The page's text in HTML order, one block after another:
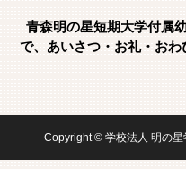
青森明の星短期大学付属
で、あいさつ・お礼・お
Copyright © 学校法人 明の星